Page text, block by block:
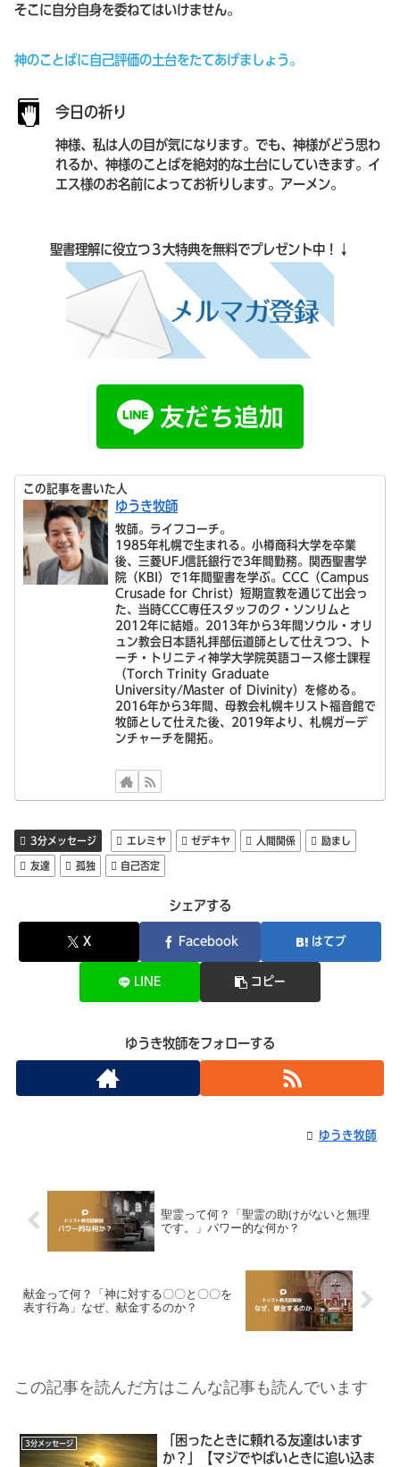
そこに自分自身を委ねてはいけません。
神のことばに自己評価の土台をたてあげましょう。
今日の祈り
神様、私は人の目が気になります。でも、神様がどう思わ
れるか、神様のことばを絶対的な土台にしていきます。イ
エス様のお名前によってお祈りします。アーメン。
聖書理解に役立つ３大特典を無料でプレゼント中！↓
この記事を書いた人
ゆうき牧師
牧師。ライフコーチ。
1985年札幌で生まれる。小樽商科大学を卒業
後、三菱UFJ信託銀行で3年間勤務。関西聖書学
院（KBI）で1年間聖書を学ぶ。CCC（Campus
Crusade for Christ）短期宣教を通じて出会っ
た、当時CCC専任スタッフのク・ソンリムと
2012年に結婚。2013年から3年間ソウル・オリ
ュン教会日本語礼拝部伝道師として仕えつつ、ト
ーチ・トリニティ神学大学院英語コース修士課程
（Torch Trinity Graduate
University/Master of Divinity）を修める。
2016年から3年間、母教会札幌キリスト福音館で
牧師として仕えた後、2019年より、札幌ガーデ
ンチャーチを開拓。
3分メッセージ エレミヤ ゼデキヤ 人間関係 励まし
友達 孤独 自己否定
シェアする
X Facebook はてブ
LINE コピー
ゆうき牧師をフォローする
ゆうき牧師
聖霊って何？「聖霊の助けがないと無理
です。」パワー的な何か？
献金って何？「神に対する〇〇と〇〇を
表す行為」なぜ、献金するのか？
この記事を読んだ方はこんな記事も読んでいます
3分メッセージ
「困ったときに頼れる友達はいます
か？」【マジでやばいときに追い込ま